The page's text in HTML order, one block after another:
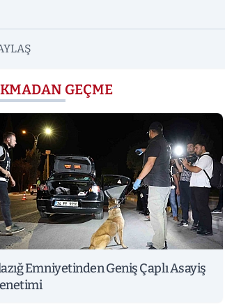
GEÇME
Emniyetinden Geniş Çaplı Asayiş